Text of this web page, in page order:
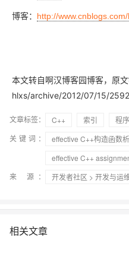
博客： http://
本文转自啊汉博客园博客，原
hlxs/archive/2012/07/15/
文章标签： C++ 索引 程
关键词：
effective C++构造函数
effective C++
来 源：
开发者社区 > 开发与运
相关文章